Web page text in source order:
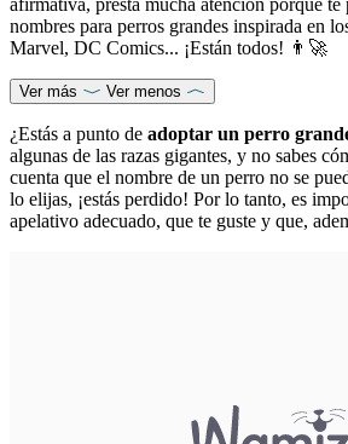
nombres para perros grandes inspirada en
Marvel, DC Comics... ¡Están todos! 👨‍🚀
Ver más Ver menos
¿Estás a punto de adoptar un perro
algunas de las razas gigantes, y no sabes
cuenta que el nombre de un perro no se
lo elijas, ¡estás perdido! Por lo tanto, es
apelativo adecuado, que te guste y que,